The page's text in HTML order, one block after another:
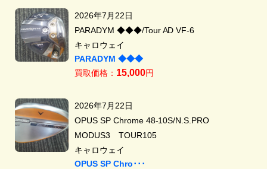
2026年7月22日
PARADYM ◆◆◆/Tour AD VF-6
キャロウェイ
PARADYM ◆◆◆
買取価格： 15,000円
2026年7月22日
OPUS SP Chrome 48-10S/N.S.PRO
MODUS3 TOUR105
キャロウェイ
OPUS SP Chro･･･